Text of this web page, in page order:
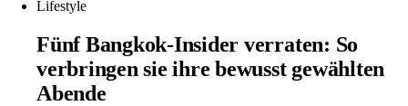
Lifestyle
Fünf Bangkok-Insider verraten: So
verbringen sie ihre bewusst gewählten
Abende